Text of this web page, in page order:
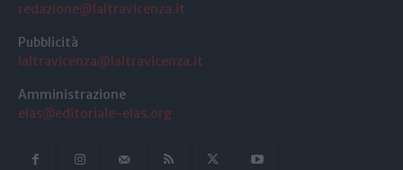
redazione@laltravicenza.it
Pubblicità
laltravicenza@laltravicenza.it
Amministrazione
elas@editoriale-elas.org